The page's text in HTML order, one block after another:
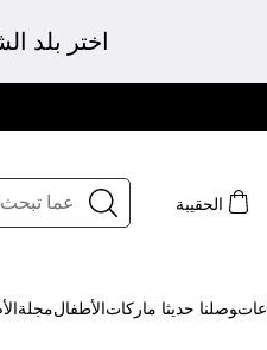
اختر بلد
الحقيبة
‍وصلنا حديثا ‍ ماركات الأطفالمجلة